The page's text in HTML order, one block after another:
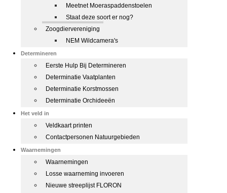
Meetnet Moeraspaddenstoelen
Staat deze soort er nog?
Zoogdiervereniging
NEM Wildcamera's
Determineren
Eerste Hulp Bij Determineren
Determinatie Vaatplanten
Determinatie Korstmossen
Determinatie Orchideeën
Het veld in
Veldkaart printen
Contactpersonen Natuurgebieden
Waarnemingen
Waarnemingen
Losse waarneming invoeren
Nieuwe streeplijst FLORON